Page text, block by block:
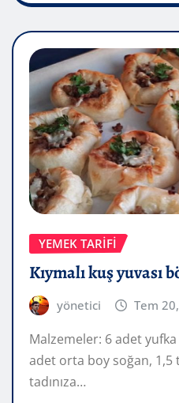
YEMEK TARIFI
Kıymalı kuş yuvası
yönetici Tem
Malzemeler: 6 adet yufka
adet orta boy soğan, 1,5
tadınıza…